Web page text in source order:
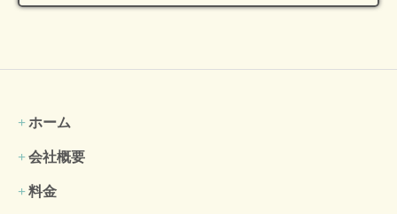
ホーム
会社概要
料金